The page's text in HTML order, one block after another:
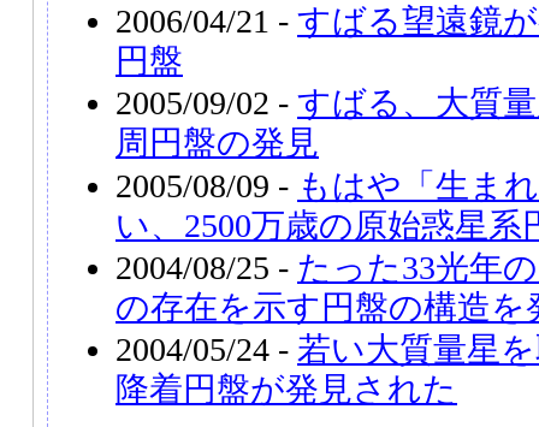
2006/04/21 - すばる望遠鏡
円盤
2005/09/02 - すばる、大質
周円盤の発見
2005/08/09 - もはや「生ま
い、2500万歳の原始惑星系
2004/08/25 - たった33光年
の存在を示す円盤の構造を
2004/05/24 - 若い大質量星
降着円盤が発見された